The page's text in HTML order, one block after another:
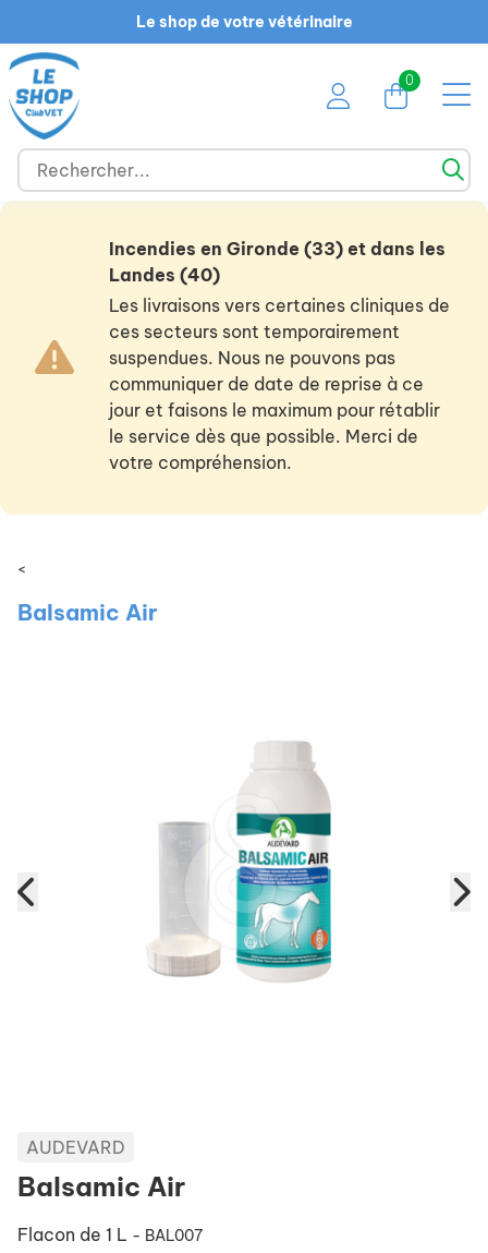
Le shop de votre vétérinaire
0
Incendies en Gironde (33) et dans les
Landes (40)
Les livraisons vers certaines cliniques de
ces secteurs sont temporairement
suspendues. Nous ne pouvons pas
communiquer de date de reprise à ce
jour et faisons le maximum pour rétablir
le service dès que possible. Merci de
votre compréhension.
<
Balsamic Air
AUDEVARD
Balsamic Air
Flacon de 1 L - BAL007